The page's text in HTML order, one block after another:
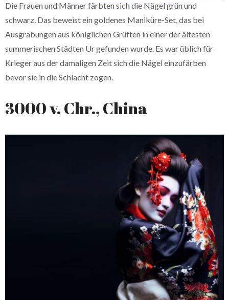
Die Frauen und Männer färbten sich die Nägel grün und
schwarz. Das beweist ein goldenes Maniküre-Set, das bei
Ausgrabungen aus königlichen Grüften in einer der ältesten
summerischen Städten Ur gefunden wurde. Es war üblich für
Krieger aus der damaligen Zeit sich die Nägel einzufärben
bevor sie in die Schlacht zogen.
3000 v. Chr., China